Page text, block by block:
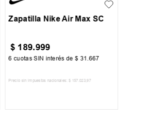
Zapatilla Nike Air Max SC
$ 189.999
6 cuotas SIN interés de$ 31 667
Precio sin impuestos nacionales: $ 157 .023 ,97